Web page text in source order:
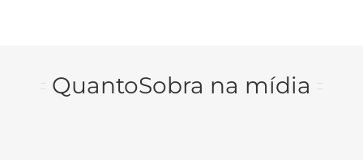
QuantoSobra na mídia